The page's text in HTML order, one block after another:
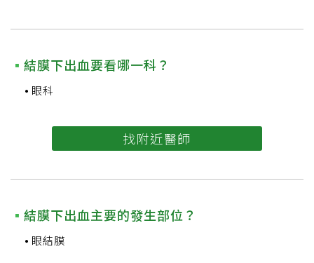
結膜下出血要看哪一科？
眼科
找附近醫師
結膜下出血主要的發生部位？
眼結膜